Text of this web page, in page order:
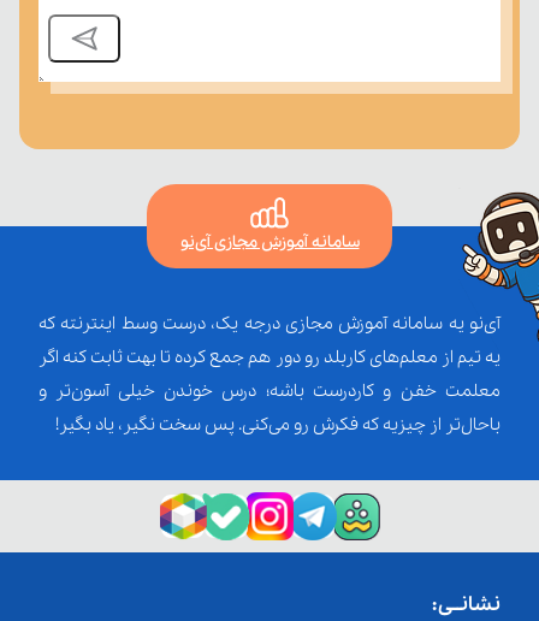
سامانه آموزش مجازی آی‌نو
آی‌نو یه سامانه آموزش مجازی درجه یک، درست وسط اینترنته که
یه تیم از معلم‌‌های کاربلد رو دور هم جمع کرده تا بهت ثابت کنه اگر
معلمت خفن و کاردرست باشه؛ درس خوندن خیلی آسون‌تر و
باحال‌تر از چیزیه که فکرش رو می‌کنی. پس سخت نگیر، یاد بگیر!
نشانــی: